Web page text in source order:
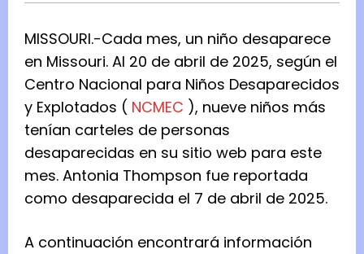
MISSOURI.-Cada mes, un niño desaparece
en Missouri. Al 20 de abril de 2025, según el
Centro Nacional para Niños Desaparecidos
y Explotados ( NCMEC ), nueve niños más
tenían carteles de personas
desaparecidas en su sitio web para este
mes. Antonia Thompson fue reportada
como desaparecida el 7 de abril de 2025.
A continuación encontrará información